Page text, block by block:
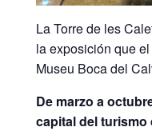
La Torre de les
la exposición que
Museu Boca del
De marzo a
capital del turismo